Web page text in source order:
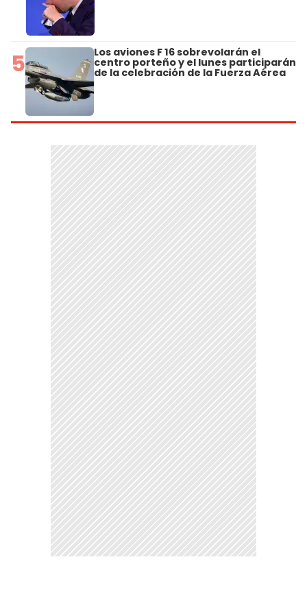
5 Los aviones F 16 sobrevolarán el
centro porteño y el lunes participarán
de la celebración de la Fuerza Aérea